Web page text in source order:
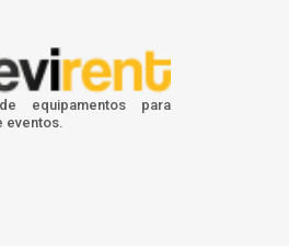
equipamentos para
eventos.